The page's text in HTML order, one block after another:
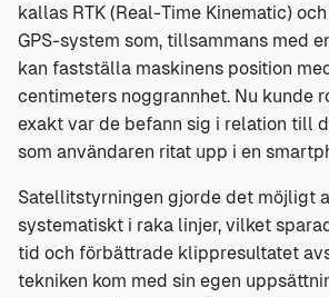
kallas RTK (Real-Time Kinematic)
GPS-system som, tillsammans med
kan fastställa maskinens position
centimeters noggrannhet. Nu kunde
exakt var de befann sig i relation till
som användaren ritat upp i en
Satellitstyrningen gjorde det möjligt
systematiskt i raka linjer, vilket
tid och förbättrade klippresultatet
tekniken kom med sin egen